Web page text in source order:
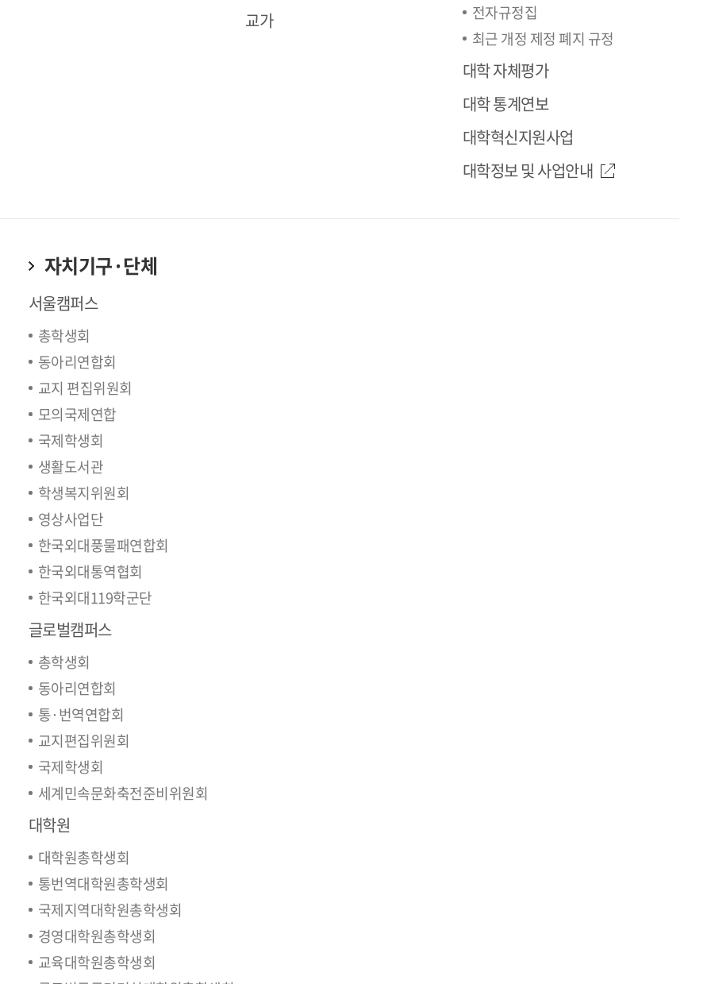
교가
전자규정집
최근 개정 제정 폐지 규정
대학 자체평가
대학 통계연보
대학혁신지원사업
대학정보 및 사업안내
자치기구·단체
서울캠퍼스
총학생회
동아리연합회
교지 편집위원회
모의국제연합
국제학생회
생활도서관
학생복지위원회
영상사업단
한국외대풍물패연합회
한국외대통역협회
한국외대119학군단
글로벌캠퍼스
총학생회
동아리연합회
통·번역연합회
교지편집위원회
국제학생회
세계민속문화축전준비위원회
대학원
대학원총학생회
통번역대학원총학생회
국제지역대학원총학생회
경영대학원총학생회
교육대학원총학생회